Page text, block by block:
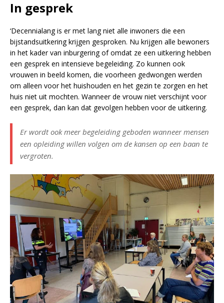
In gesprek
‘Decennialang is er met lang niet alle inwoners die een
bijstandsuitkering krijgen gesproken. Nu krijgen alle bewoners
in het kader van inburgering of omdat ze een uitkering hebben
een gesprek en intensieve begeleiding. Zo kunnen ook
vrouwen in beeld komen, die voorheen gedwongen werden
om alleen voor het huishouden en het gezin te zorgen en het
huis niet uit mochten. Wanneer de vrouw niet verschijnt voor
een gesprek, dan kan dat gevolgen hebben voor de uitkering.
Er wordt ook meer begeleiding geboden wanneer mensen
een opleiding willen volgen om de kansen op een baan te
vergroten.